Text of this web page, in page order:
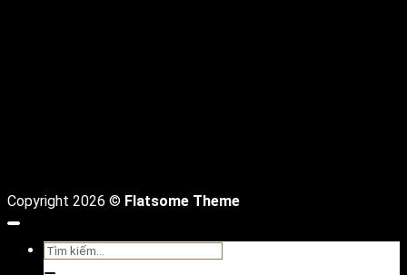
Copyright 2026 © Flatsome Theme
Tìm